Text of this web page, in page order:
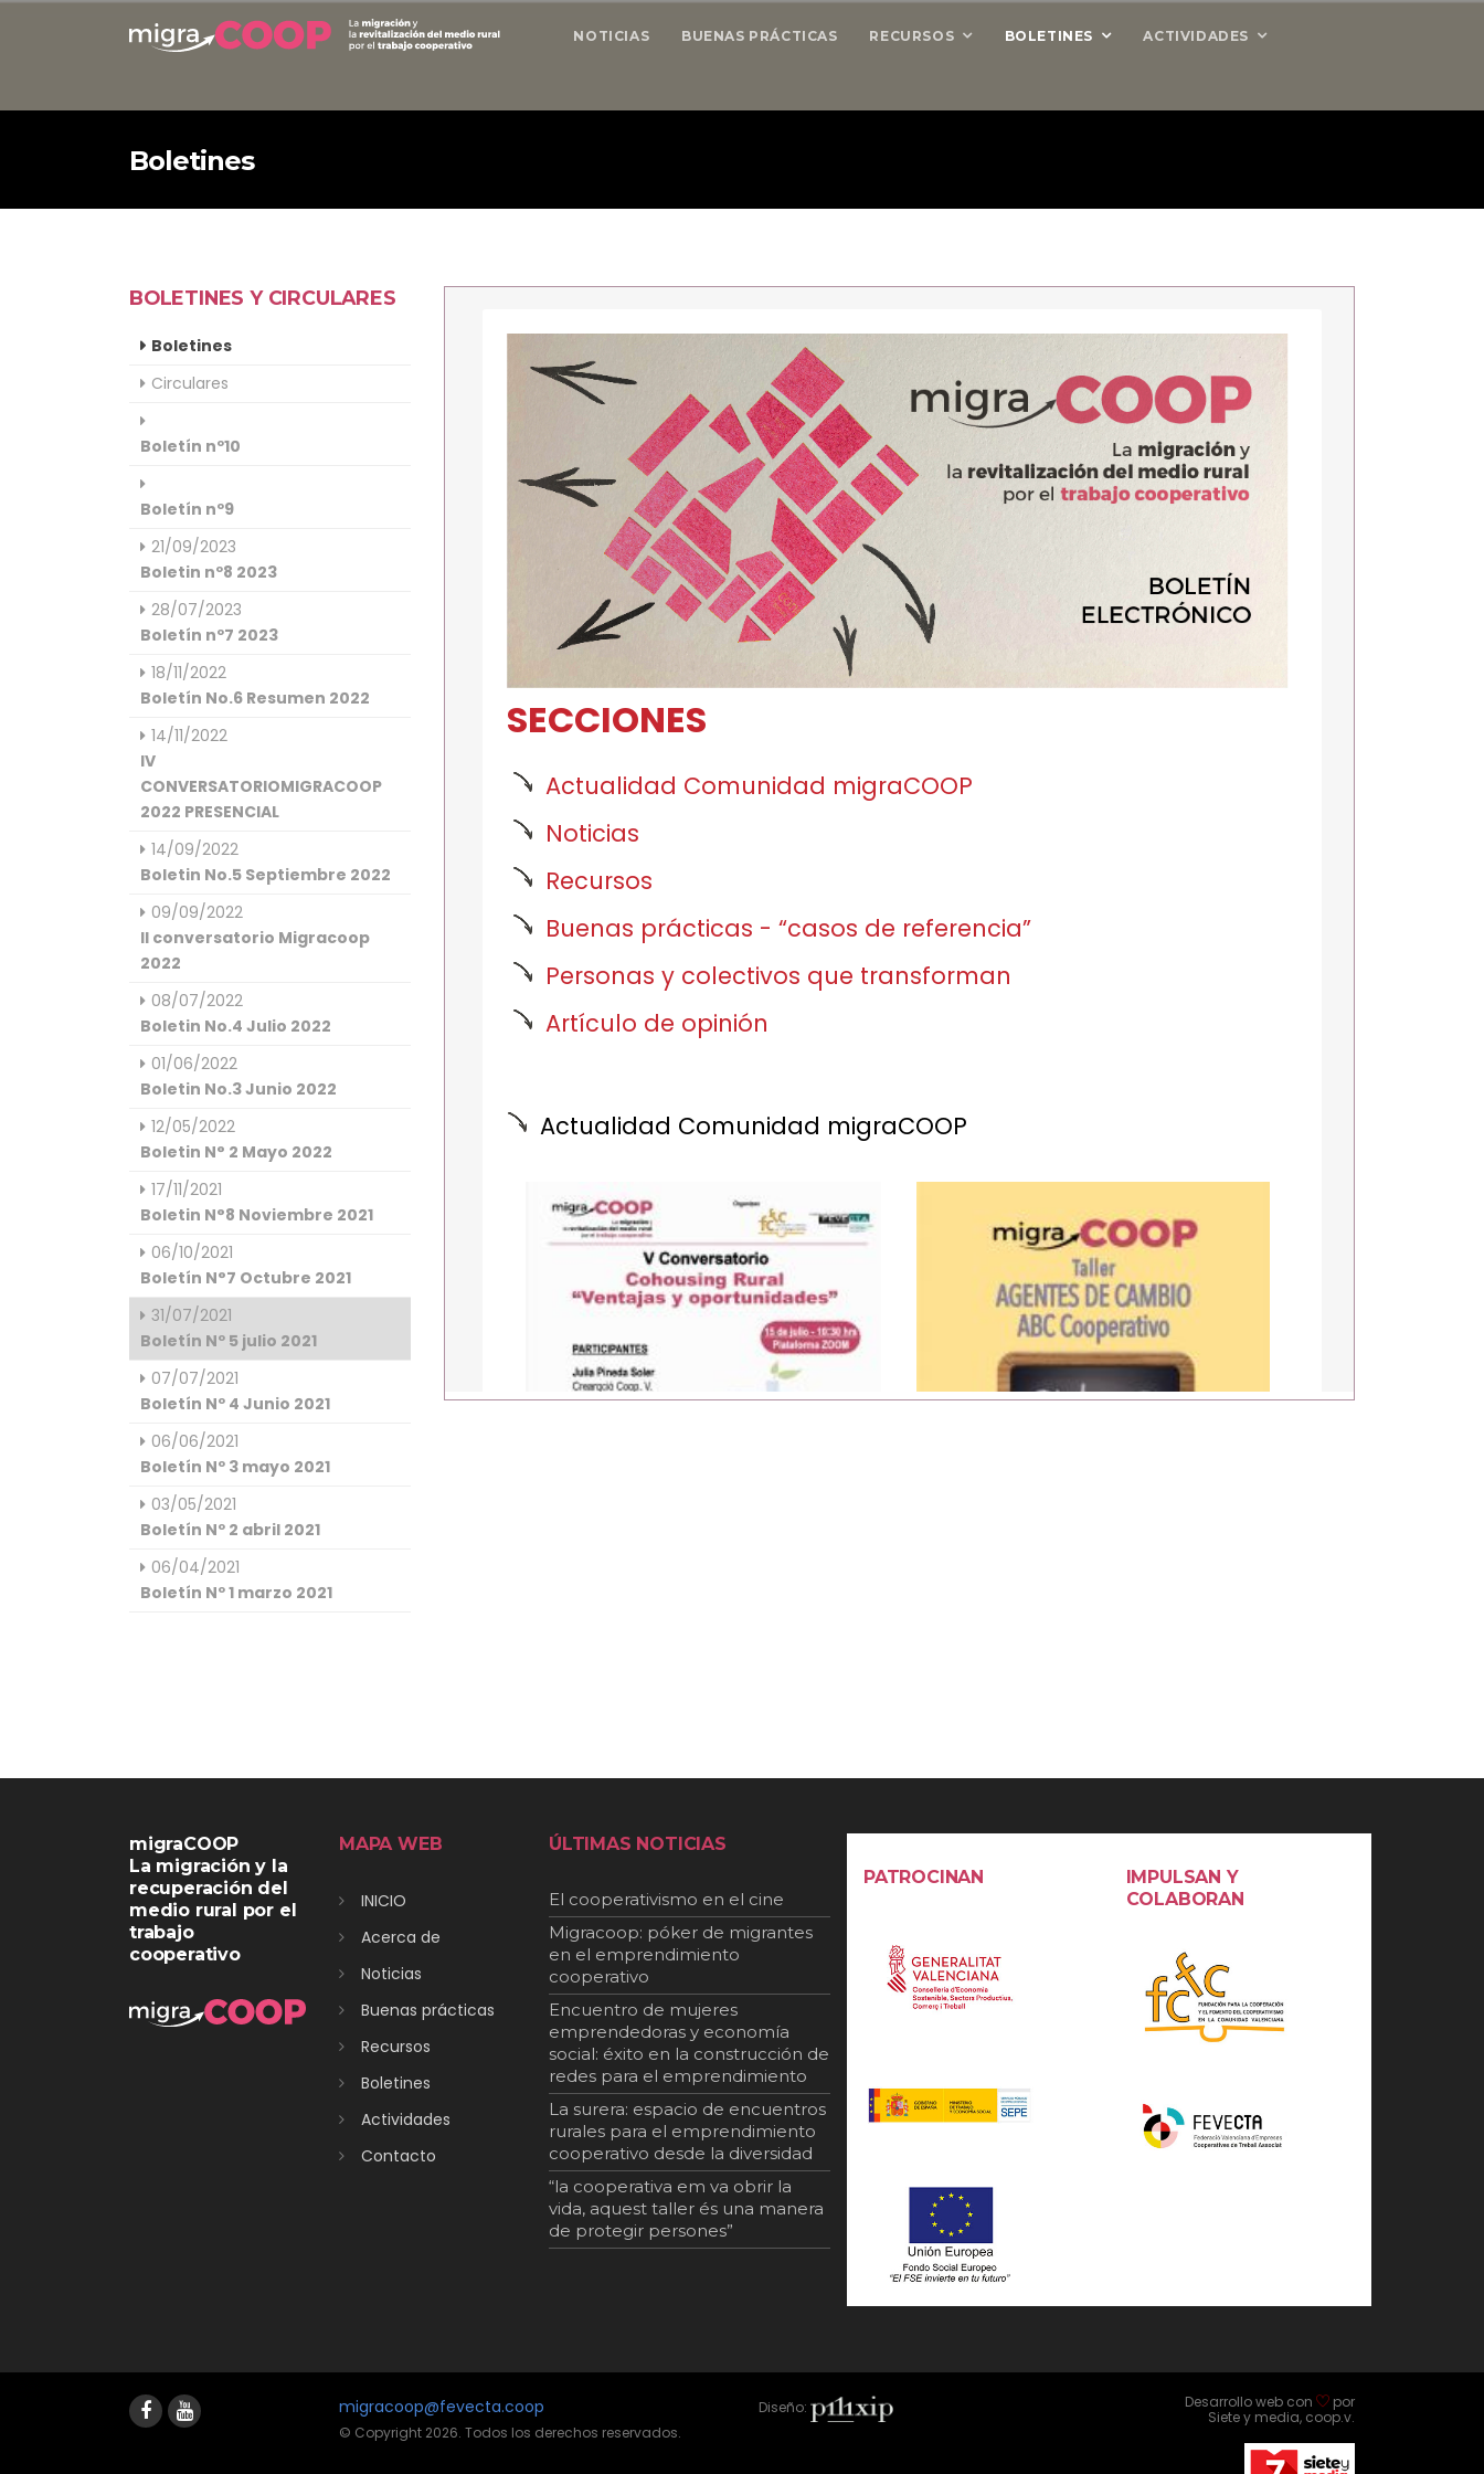
NOTICIAS BUENAS PRÁCTICAS RECURSOS BOLETINES ACTIVIDADES
Boletines
BOLETINES Y CIRCULARES
Boletines
Circulares
Boletín nº10
Boletín nº9
21/09/2023
Boletin nº8 2023
28/07/2023
Boletín nº7 2023
18/11/2022
Boletín No.6 Resumen 2022
14/11/2022
IV
CONVERSATORIOMIGRACOOP
2022 PRESENCIAL
14/09/2022
Boletin No.5 Septiembre 2022
09/09/2022
II conversatorio Migracoop
2022
08/07/2022
Boletin No.4 Julio 2022
01/06/2022
Boletin No.3 Junio 2022
12/05/2022
Boletin N° 2 Mayo 2022
17/11/2021
Boletin N°8 Noviembre 2021
06/10/2021
Boletín N°7 Octubre 2021
31/07/2021
Boletín Nº 5 julio 2021
07/07/2021
Boletín Nº 4 Junio 2021
06/06/2021
Boletín Nº 3 mayo 2021
03/05/2021
Boletín Nº 2 abril 2021
06/04/2021
Boletín Nº 1 marzo 2021
migraCOOP
La migración y la
recuperación del
medio rural por el
trabajo
cooperativo
MAPA WEB
INICIO
Acerca de
Noticias
Buenas prácticas
Recursos
Boletines
Actividades
Contacto
ÚLTIMAS NOTICIAS
El cooperativismo en el cine
Migracoop: póker de migrantes
en el emprendimiento
cooperativo
Encuentro de mujeres
emprendedoras y economía
social: éxito en la construcción de
redes para el emprendimiento
La surera: espacio de encuentros
rurales para el emprendimiento
cooperativo desde la diversidad
“la cooperativa em va obrir la
vida, aquest taller és una manera
de protegir persones”
PATROCINAN
IMPULSAN Y
COLABORAN
migracoop@fevecta.coop
© Copyright 2026. Todos los derechos reservados.
Diseño: Desarrollo web con
por
Siete y media, coop.v.